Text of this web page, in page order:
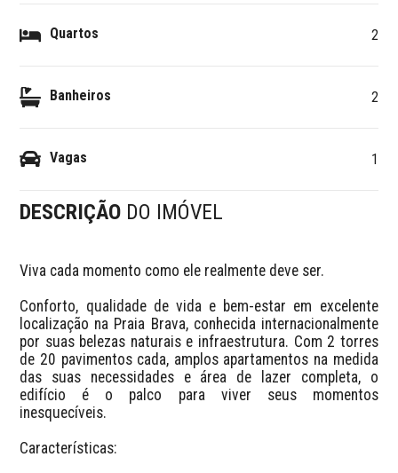
Quartos 2
Banheiros 2
Vagas 1
DESCRIÇÃO DO IMÓVEL
Viva cada momento como ele realmente deve ser.
Conforto, qualidade de vida e bem-estar em excelente
localização na Praia Brava, conhecida internacionalmente
por suas belezas naturais e infraestrutura. Com 2 torres
de 20 pavimentos cada, amplos apartamentos na medida
das suas necessidades e área de lazer completa, o
edifício é o palco para viver seus momentos
inesquecíveis.
Características: